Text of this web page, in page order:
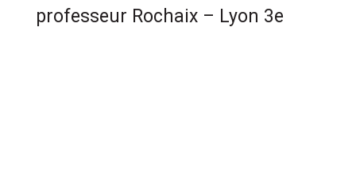
professeur Rochaix – Lyon 3e